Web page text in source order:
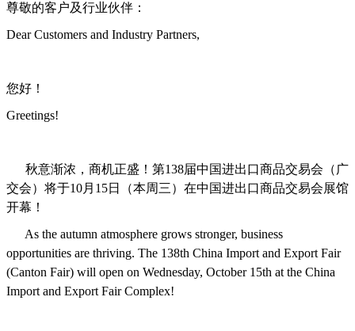
尊敬的客户及行业伙伴：
Dear Customers and Industry Partners,
您好！
Greetings!
秋意渐浓，商机正盛！第138届中国进出口商品交易会（广
交会）将于10月15日（本周三）在中国进出口商品交易会展馆
开幕！
As the autumn atmosphere grows stronger, business
opportunities are thriving. The 138th China Import and Export Fair
(Canton Fair) will open on Wednesday, October 15th at the China
Import and Export Fair Complex!